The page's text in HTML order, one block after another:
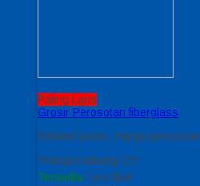
Paling Laris
Grosir Perosotan fiberglass
Related posts: Harga
*Harga Hubungi CS
Tersedia / prs fiber